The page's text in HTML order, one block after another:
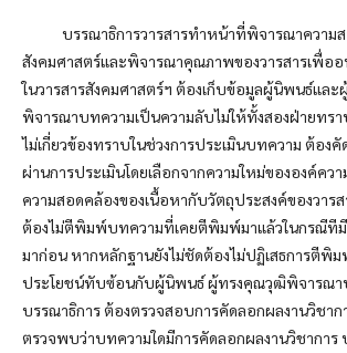
บรรณาธิการวารสารทำหน้าที่พิจารณาความส
สังคมศาสตร์และพิจารณาคุณภาพของวารสารเพื่
ในวารสารสังคมศาสตร์ฯ ต้องเก็บข้อมูลผู้นิพนธ์แล
พิจารณาบทความเป็นความลับไม่ให้ทั้งสองฝ่ายทร
ไม่เกี่ยวข้องทราบในช่วงการประเมินบทความ ต้อง
ผ่านการประเมินโดยเลือกจากความใหม่ขององค์คว
ความสอดคล้องของเนื้อหากับวัตถุประสงค์ของวาร
ต้องไม่ตีพิมพ์บทความที่เคยตีพิมพ์มาแล้วในกรณีที
มาก่อน หากหลักฐานยังไม่ชัดต้องไม่ปฏิเสธการตีพิ
ประโยชน์ทับซ้อนกับผู้นิพนธ์ ผู้ทรงคุณวุฒิพิจารณา
บรรณาธิการ ต้องตรวจสอบการคัดลอกผลงานวิชาก
ตรวจพบว่าบทความใดมีการคัดลอกผลงานวิชาการ